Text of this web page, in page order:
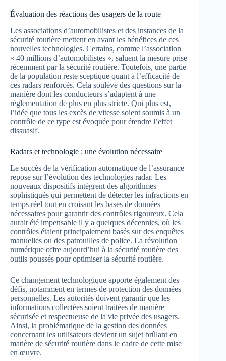
Évaluation des réactions des usagers de la route
Les associations d’automobilistes et des instances de la
sécurité routière mettent en avant les bénéfices de ces
nouvelles technologies. Certains, comme l’association
« 40 millions d’automobilistes », saluent la mesure prise
récemment par la sécurité routière. Toutefois, une partie
de la population reste sceptique quant à l’efficacité de
ces radars renforcés. Cela soulève des questions sur la
manière dont les conducteurs s’adaptent à une
réglementation de plus en plus stricte. Qui plus est,
l’idée que tous les excès de vitesse soient soumis à un
contrôle de ce type est évoquée pour étendre l’effet
dissuasif.
Radars et technologie : une évolution nécessaire
Le succès de la vérification automatique de l’assurance
repose sur l’évolution des technologies radar. Les
nouveaux dispositifs intègrent des algorithmes
sophistiqués qui permettent de détecter les infractions en
temps réel tout en croisant les bases de données
nécessaires pour garantir des contrôles rigoureux. Cela
aurait été impensable il y a quelques décennies, où les
contrôles étaient principalement basés sur des enquêtes
manuelles ou des patrouilles de police. La révolution
numérique offre aujourd’hui à la sécurité routière des
outils poussés pour optimiser la sécurité routière.
Ce changement technologique apporte également des
défis, notamment en termes de protection des données
personnelles. Les autorités doivent garantir que les
informations collectées soient traitées de manière
sécurisée et respectueuse de la vie privée des usagers.
Ainsi, la problématique de la gestion des données
concernant les utilisateurs devient un sujet brûlant en
matière de sécurité routière dans le cadre de cette mise
en œuvre.